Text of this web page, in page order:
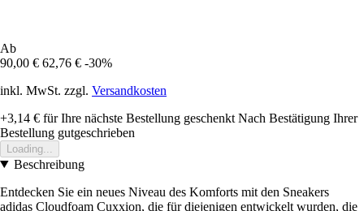
Ab
90,00 € 62,76 € -30%
inkl. MwSt. zzgl. Versandkosten
+3,14 € für Ihre nächste Bestellung geschenkt Nach Bestätigung Ihrer
Bestellung gutgeschrieben
Loading...
Beschreibung
Entdecken Sie ein neues Niveau des Komforts mit den Sneakers
adidas Cloudfoam Cuxxion, die für diejenigen entwickelt wurden, die